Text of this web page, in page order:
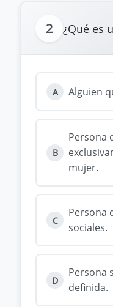
2 ¿Qué es
A Alguien
B
Persona
mujer.
C
Persona
sociales.
D
Persona
definida.